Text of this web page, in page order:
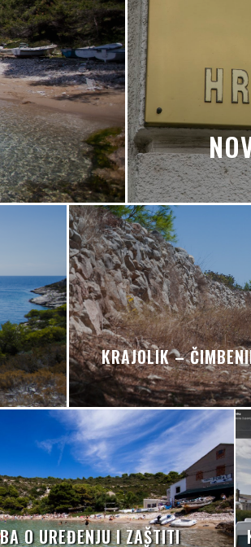
KRAJOLIK –
O UREĐENJU I ZAŠTITI